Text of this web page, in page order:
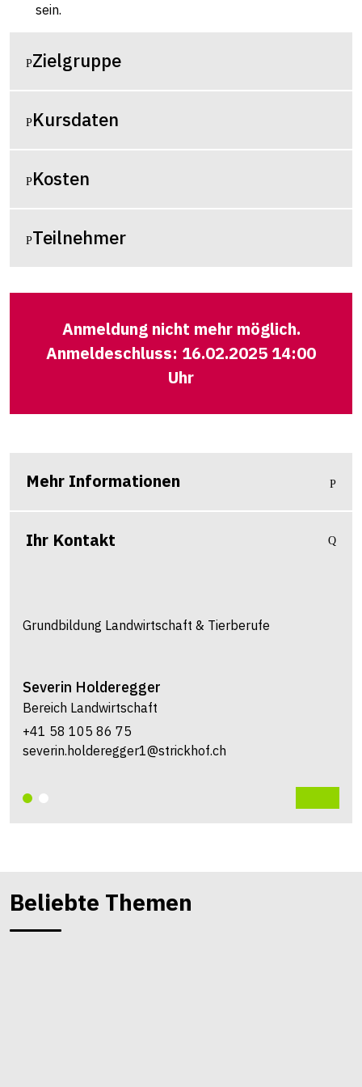
sein.
Zielgruppe
Kursdaten
Kosten
Teilnehmer
Anmeldung nicht mehr möglich.
Anmeldeschluss: 16.02.2025 14:00
Uhr
Mehr Informationen
Ihr Kontakt
Grundbildung Landwirtschaft & Tierberufe
Severin Holderegger
Bereich Landwirtschaft
+41 58 105 86 75
severin.holderegger1@strickhof.ch
Beliebte Themen